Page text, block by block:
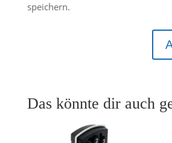
speichern.
Das könnte dir auch